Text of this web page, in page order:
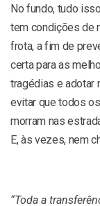
No fundo, tudo
tem condições de
frota, a fim de
certa para as
tragédias e adotar
evitar que todos
morram nas
E, às vezes, nem
“Toda a